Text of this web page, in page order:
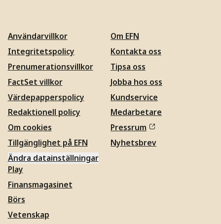
Användarvillkor
Integritetspolicy
Prenumerationsvillkor
FactSet villkor
Värdepapperspolicy
Redaktionell policy
Om cookies
Tillgänglighet på EFN
Ändra datainställningar
Om EFN
Kontakta oss
Tipsa oss
Jobba hos oss
Kundservice
Medarbetare
Pressrum
Nyhetsbrev
Play
Finansmagasinet
Börs
Vetenskap